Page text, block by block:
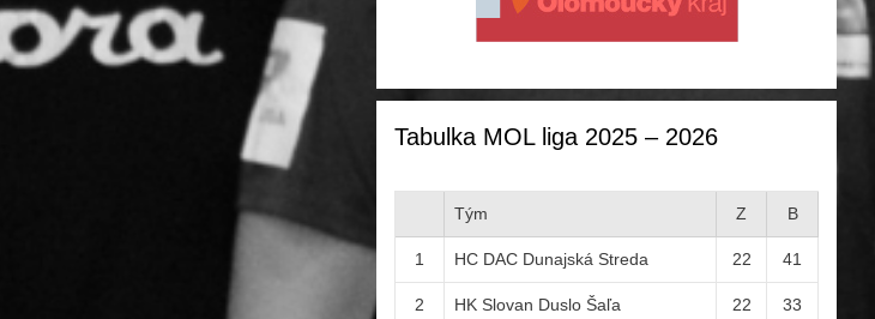
Tabulka MOL liga 2025 – 2026
Tým Z B
1 HC DAC Dunajská Streda 22 41
2 HK Slovan Duslo Šaľa 22 33